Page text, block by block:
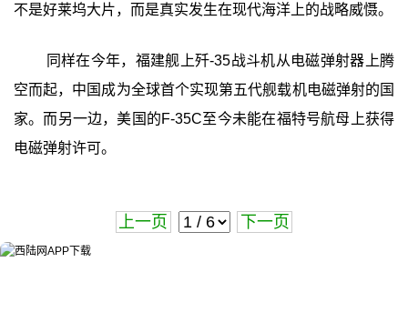
不是好莱坞大片，而是真实发生在现代海洋上的战略威慑。
同样在今年，福建舰上歼-35战斗机从电磁弹射器上腾
空而起，中国成为全球首个实现第五代舰载机电磁弹射的国
家。而另一边，美国的F-35C至今未能在福特号航母上获得
电磁弹射许可。
上一页 下一页